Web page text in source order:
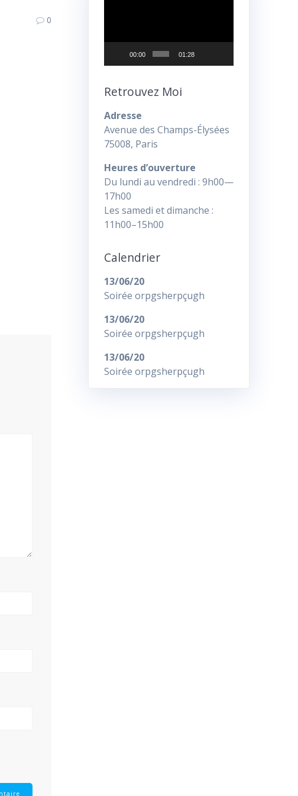
0
00:00 01:28
Retrouvez Moi
Adresse
Avenue des Champs-Élysées
75008, Paris
Heures d’ouverture
Du lundi au vendredi : 9h00—
17h00
Les samedi et dimanche :
11h00–15h00
Calendrier
13/06/20
Soirée orpgsherpçugh
13/06/20
Soirée orpgsherpçugh
13/06/20
Soirée orpgsherpçugh